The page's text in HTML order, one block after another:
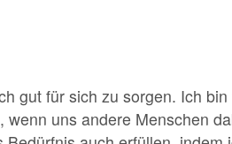
gut für sich zu sorgen. Ich
uns andere Menschen